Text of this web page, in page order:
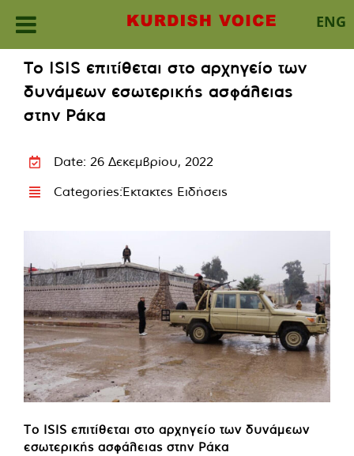
ENG
content
Το ISIS επιτίθεται στο αρχηγείο των
δυνάμεων εσωτερικής ασφάλειας
στην Ράκα
Date: 26 Δεκεμβρίου, 2022
Categories:Έκτακτες Ειδήσεις
Το ISIS επιτίθεται στο αρχηγείο των δυνάμεων
εσωτερικής ασφάλειας στην Ράκα